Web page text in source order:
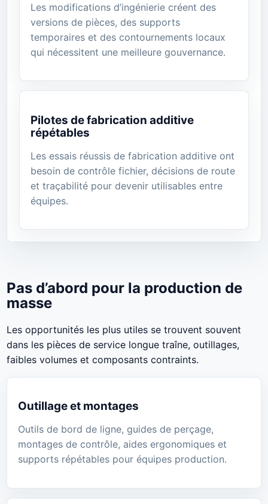
Les modifications d’ingénierie créent des
versions de pièces, des supports
temporaires et des contournements locaux
qui nécessitent une meilleure gouvernance.
Pilotes de fabrication additive
répétables
Les essais réussis de fabrication additive ont
besoin de contrôle fichier, décisions de route
et traçabilité pour devenir utilisables entre
équipes.
Pas d’abord pour la production de
masse
Les opportunités les plus utiles se trouvent souvent
dans les pièces de service longue traîne, outillages,
faibles volumes et composants contraints.
Outillage et montages
Outils de bord de ligne, guides de perçage,
montages de contrôle, aides ergonomiques et
supports répétables pour équipes production.